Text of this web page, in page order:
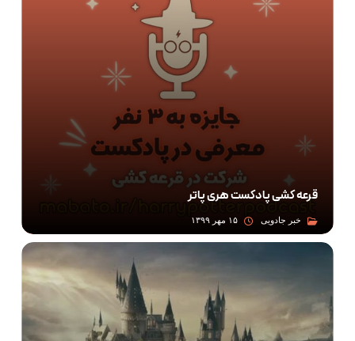
قرعه کشی پادکست هری پاتر
۱۵ مهر ۱۳۹۹ خبر جادویی